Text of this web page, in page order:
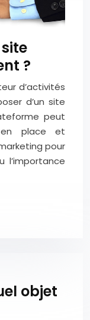
?
d’activités
d’un site
peut
place et
pour
l’importance
objet